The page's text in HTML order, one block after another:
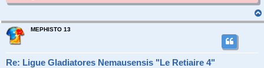
MEPHISTO 13
Re: Ligue Gladiatores Nemausensis "Le Retiaire 4"